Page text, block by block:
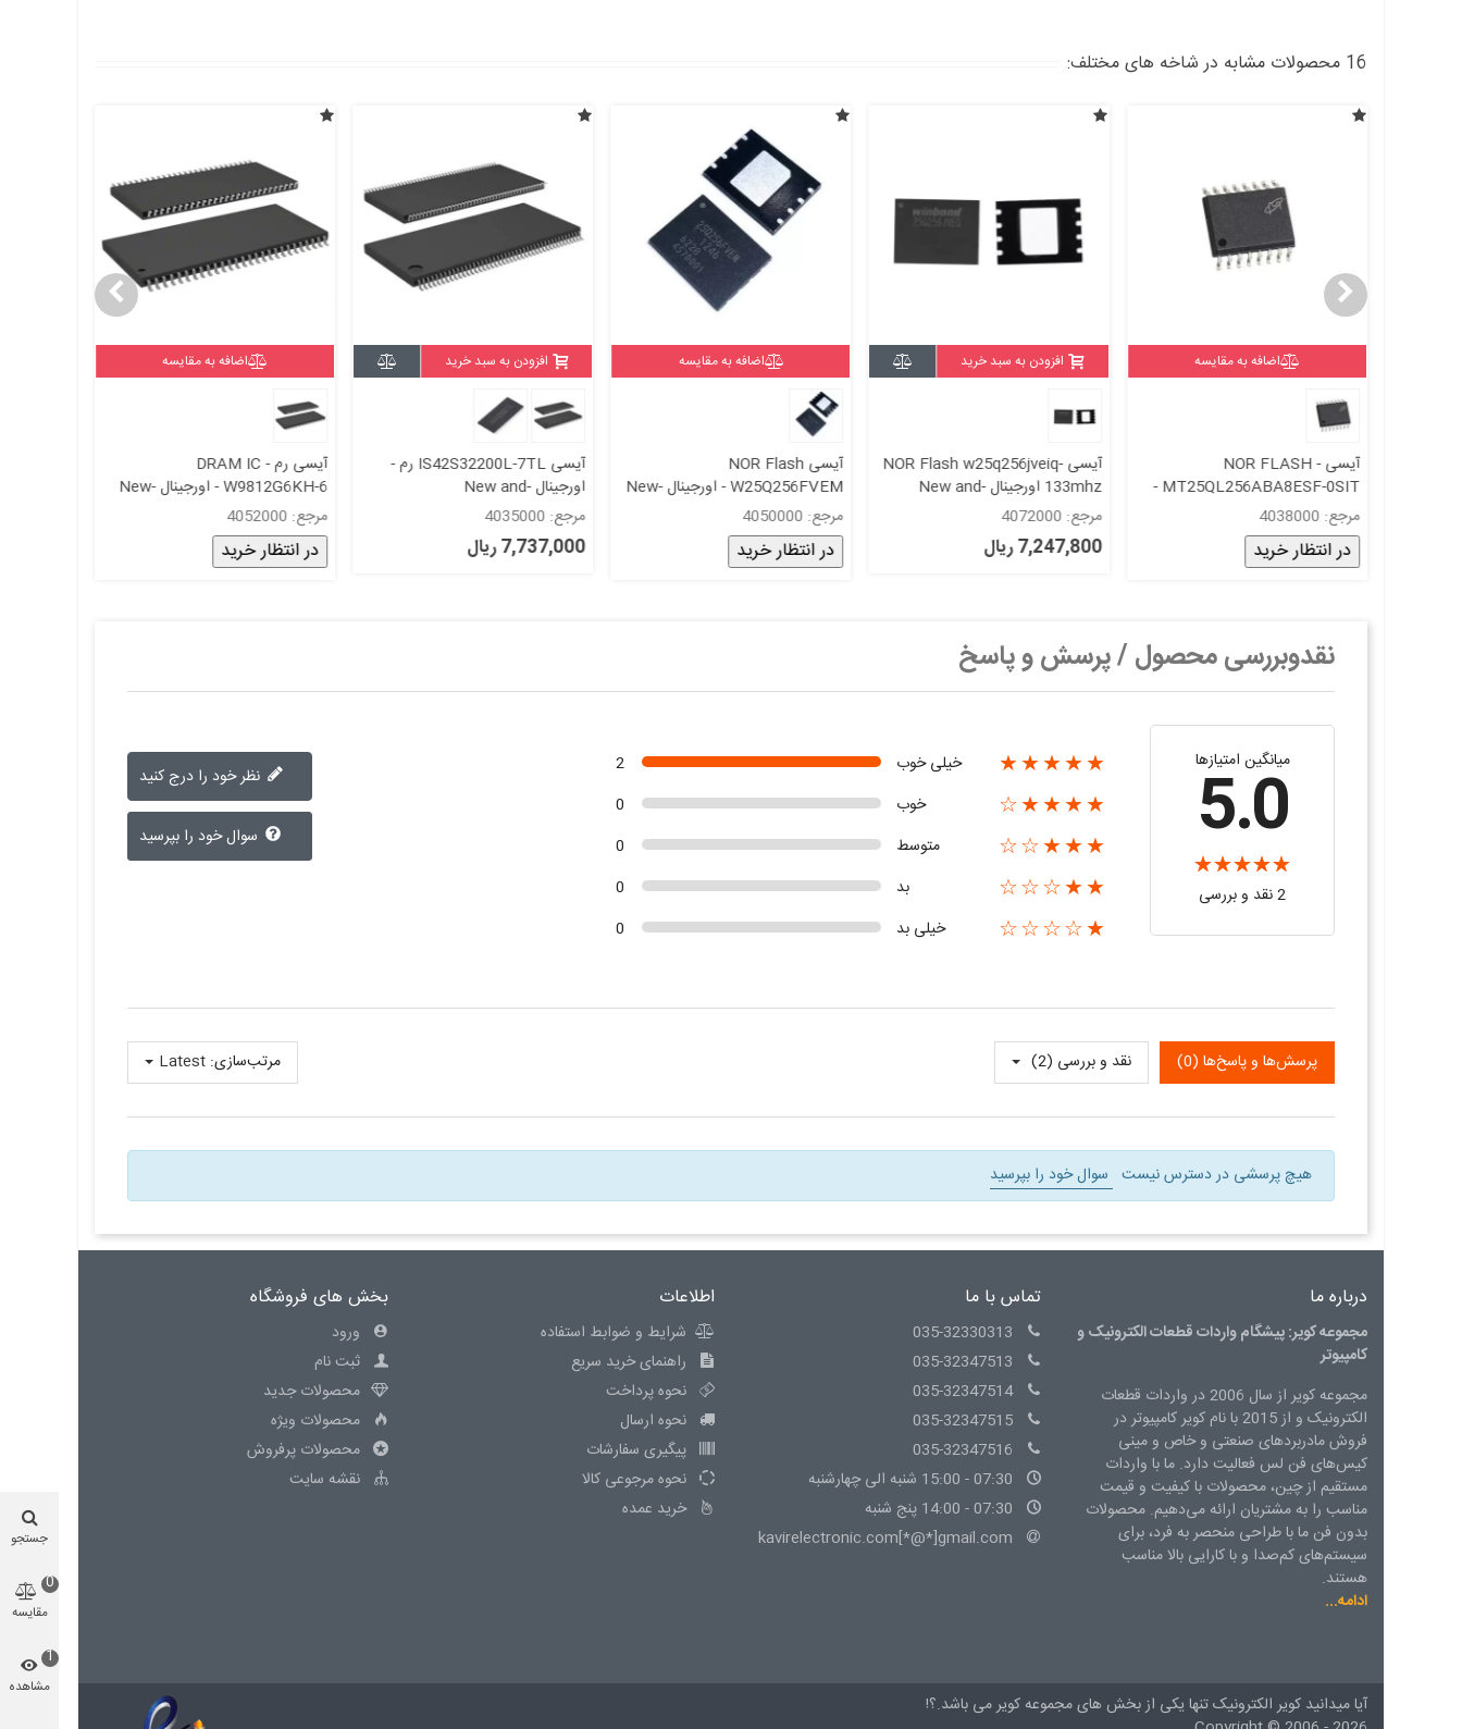
16 محصولات مشابه در شاخه های مختلف:
اضافه به مقایسه
آیسی NOR FLASH -
MT25QL256ABA8ESF-0SIT -
اورجینال -New and
original+گارانتی
مرجع: 4038000
در انتظار خرید
افزودن به سبد خرید
آیسی NOR Flash w25q256jveiq-
133mhz اورجینال -New and
original+گارانتی
مرجع: 4072000
7,247,800 ریال
اضافه به مقایسه
آیسی NOR Flash
W25Q256FVEM - اورجینال -New
and original+گارانتی
مرجع: 4050000
در انتظار خرید
افزودن به سبد خرید
آیسی IS42S32200L-7TL رم -
اورجینال -New and
original+گارانتی
مرجع: 4035000
7,737,000 ریال
اضافه به مقایسه
آیسی رم DRAM IC -
W9812G6KH-6 - اورجینال -New
and original+گارانتی
مرجع: 4052000
در انتظار خرید
نقدوبررسی محصول / پرسش و پاسخ
میانگین امتیازها
5.0
2 نقد و بررسی‌‌
★★★★★ خیلی خوب 2
★★★★☆ خوب 0
★★★☆☆ متوسط 0
★★☆☆☆ بد 0
★☆☆☆☆ خیلی بد 0
سوال خود را بپرسید
نقد و بررسی‌‌ (2) پرسش‌ها و پاسخ‌ها (0) مرتب‌سازی: Latest
هیچ پرسشی در دسترس نیست سوال خود را بپرسید
درباره ما
مجموعه کویر: پیشگام واردات قطعات الکترونیک و
کامپیوتر
مجموعه کویر از سال 2006 در واردات قطعات
الکترونیک و از 2015 با نام کویر کامپیوتر در
فروش مادربردهای صنعتی و خاص و مینی
کیس‌های فن لس فعالیت دارد. ما با واردات
مستقیم از چین، محصولات با کیفیت و قیمت
مناسب را به مشتریان ارائه می‌دهیم. محصولات
بدون فن ما با طراحی منحصر به فرد، برای
سیستم‌های کم‌صدا و با کارایی بالا مناسب
هستند.
ادامه...
تماس با ما
035-32330313
035-32347513
035-32347514
035-32347515
035-32347516
07:30 - 15:00 شنبه الی چهارشنبه
07:30 - 14:00 پنج شنبه
kavirelectronic.com[*@*]gmail.com
اطلاعات
شرایط و ضوابط استفاده
راهنمای خرید سریع
نحوه پرداخت
نحوه ارسال
پیگیری سفارشات
نحوه مرجوعی کالا
خرید عمده
بخش های فروشگاه
ورود
ثبت نام
محصولات جدید
محصولات ویژه
محصولات پرفروش
نقشه سایت
آیا میدانید کویر الکترونیک تنها یکی از بخش هایمجموعه کویرمی باشد.؟!
جستجو
مقایسه
0
مشاهده
1